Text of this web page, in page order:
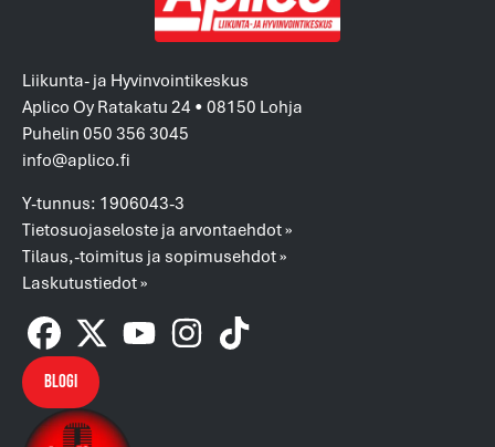
Liikunta- ja Hyvinvointikeskus
Aplico Oy Ratakatu 24 • 08150 Lohja
Puhelin 050 356 3045
info@aplico.fi
Y-tunnus: 1906043-3
Tietosuojaseloste ja arvontaehdot »
Tilaus,-toimitus ja sopimusehdot »
Laskutustiedot »
Blogi